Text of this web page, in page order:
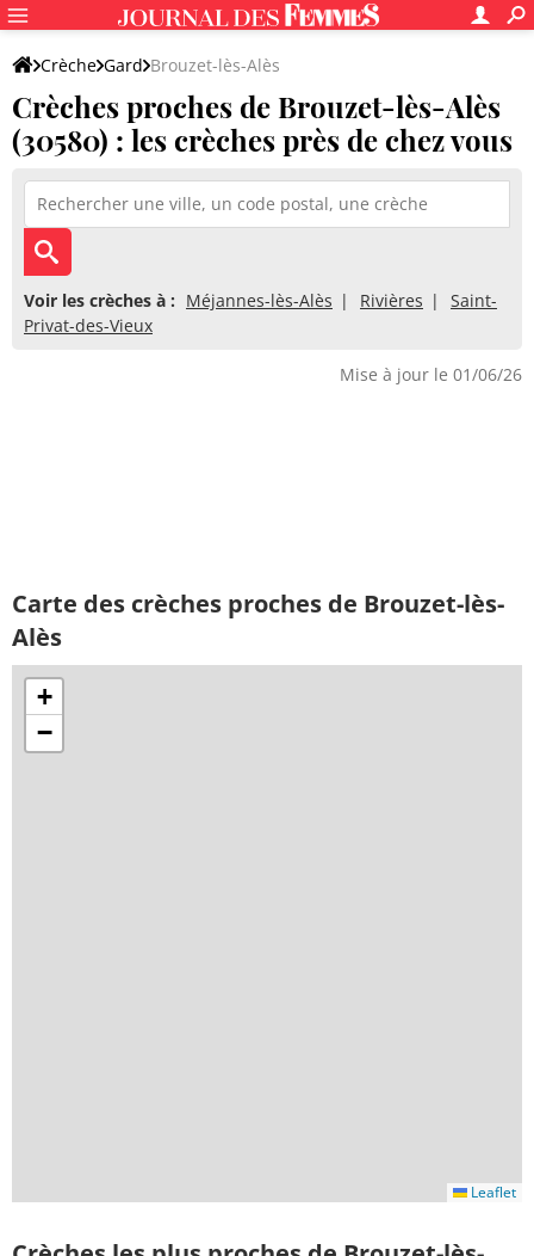
Crèche Gard Brouzet-lès-Alès
Crèches proches de Brouzet-lès-Alès
(30580) : les crèches près de chez vous
Voir les crèches à : Méjannes-lès-Alès Rivières
Saint-
Privat-des-Vieux
Mise à jour le 01/06/26
Carte des crèches proches de Brouzet-lès-
Alès
+
−
Leaflet